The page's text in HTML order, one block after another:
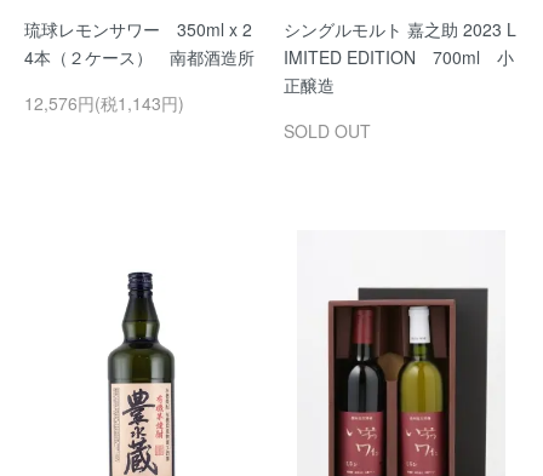
琉球レモンサワー 350ml x 2
4本（２ケース） 南都酒造所
12,576円(税1,143円)
シングルモルト 嘉之助 2023 L
IMITED EDITION 700ml 小
正醸造
SOLD OUT